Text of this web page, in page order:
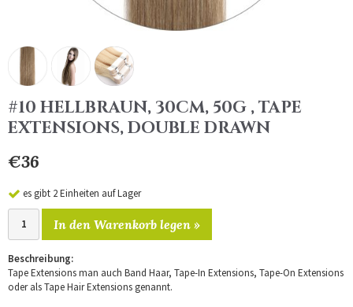
#10 HELLBRAUN, 30CM, 50G , TAPE
EXTENSIONS, DOUBLE DRAWN
€36
es gibt 2 Einheiten auf Lager
In den Warenkorb legen »
Beschreibung:
Tape Extensions man auch Band Haar, Tape-In Extensions, Tape-On Extensions
oder als Tape Hair Extensions genannt.